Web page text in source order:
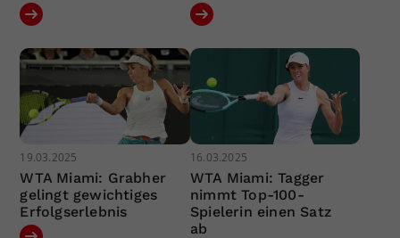
19.03.2025
WTA Miami: Grabher
gelingt gewichtiges
Erfolgserlebnis
16.03.2025
WTA Miami: Tagger
nimmt Top-100-
Spielerin einen Satz
ab